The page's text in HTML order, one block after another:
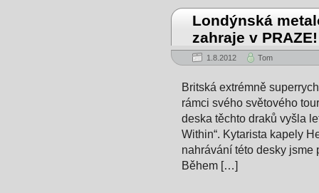
Londýnská
zahraje v PRAZE!
1.8.2012 Tom
Britská extrémně
rámci svého světového
deska těchto draků vyšla
Within“. Kytarista kapely
nahrávání této desky jsme
Během […]